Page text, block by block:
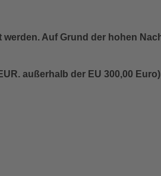
Auf Grund der hohen
außerhalb der EU 300,00